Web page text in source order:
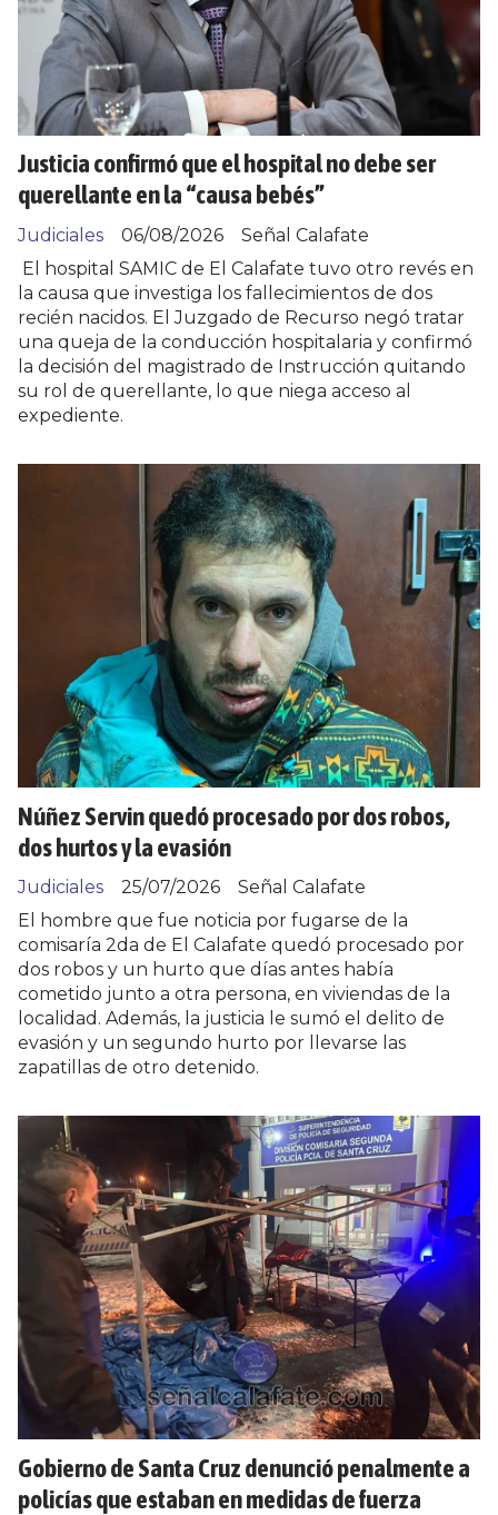
Justicia confirmó que el hospital no debe ser
querellante en la “causa bebés”
Señal Calafate
Judiciales
06/08/2026
El hospital SAMIC de El Calafate tuvo otro revés en
la causa que investiga los fallecimientos de dos
recién nacidos. El Juzgado de Recurso negó tratar
una queja de la conducción hospitalaria y confirmó
la decisión del magistrado de Instrucción quitando
su rol de querellante, lo que niega acceso al
expediente.
Núñez Servin quedó procesado por dos robos,
dos hurtos y la evasión
Señal Calafate
Judiciales
25/07/2026
El hombre que fue noticia por fugarse de la
comisaría 2da de El Calafate quedó procesado por
dos robos y un hurto que días antes había
cometido junto a otra persona, en viviendas de la
localidad. Además, la justicia le sumó el delito de
evasión y un segundo hurto por llevarse las
zapatillas de otro detenido.
Gobierno de Santa Cruz denunció penalmente a
policías que estaban en medidas de fuerza